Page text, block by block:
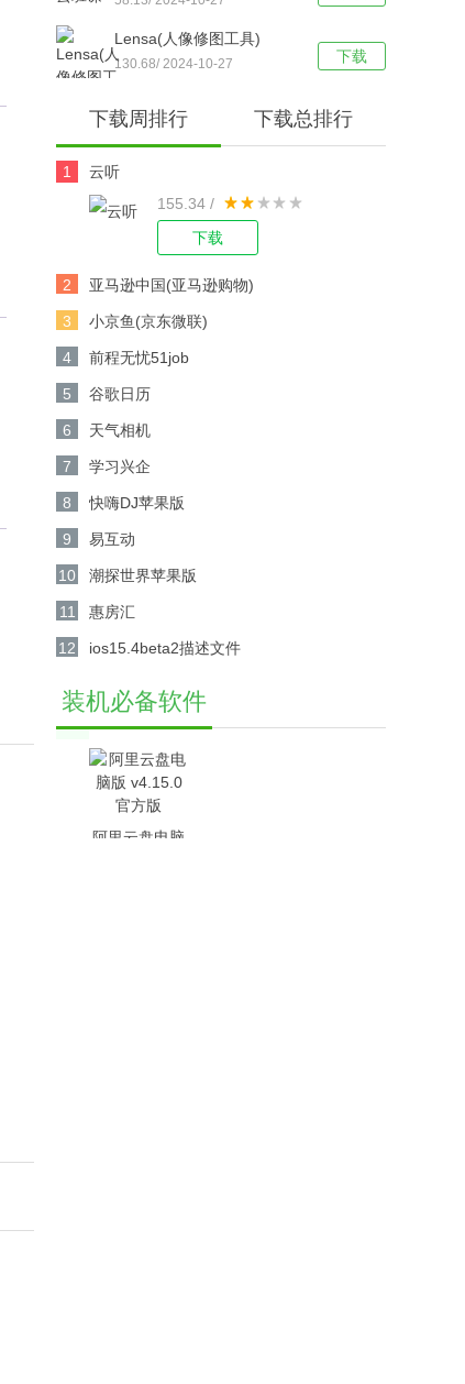
下载
Lensa(人像修图工具)
130.68/ 2024-10-27
下载周排行 下载总排行
1
云听
155.34 /
下载
2 亚马逊中国(亚马逊购物)
3 小京鱼(京东微联)
4 前程无忧51job
5 谷歌日历
6 天气相机
7 学习兴企
8 快嗨DJ苹果版
9 易互动
10 潮探世界苹果版
11 惠房汇
12 ios15.4beta2描述文件
装机必备软件
阿里云盘电脑